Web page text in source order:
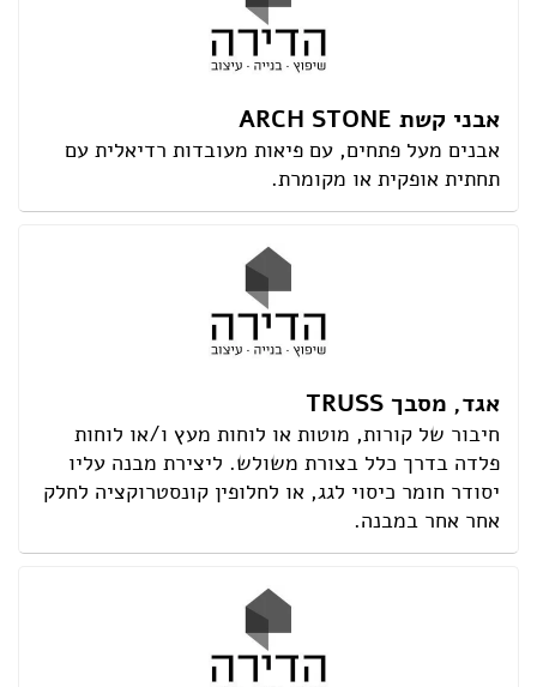
אבני קשת ARCH STONE
אבנים מעל פתחים, עם פיאות מעובדות רדיאלית עם
תחתית אופקית או מקומרת.
אגד, מסבך TRUSS
חיבור של קורות, מוטות או לוחות מעץ ו/או לוחות
פלדה בדרך כלל בצורת משולש. ליצירת מבנה עליו
יסודר חומר כיסוי לגג, או לחלופין קונסטרוקציה לחלק
אחר אחר במבנה.